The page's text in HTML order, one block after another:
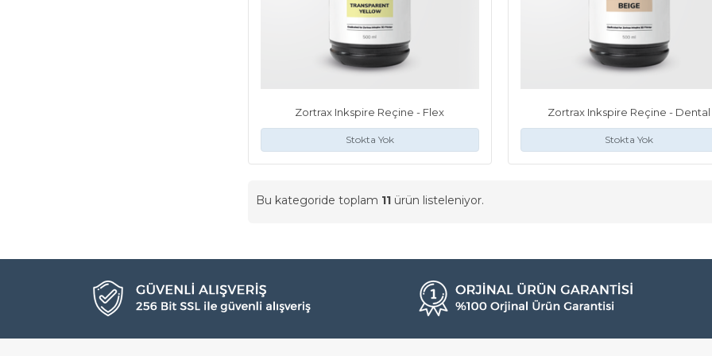
Zortrax Inkspire Reçine - Flex
Stokta Yok
Zortrax Inkspire Reçine - Dental
Stokta Yok
Bu kategoride toplam 11 ürün listeleniyor.